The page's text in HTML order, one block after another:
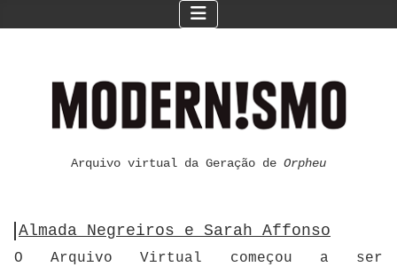
Arquivo virtual da Geração de Orpheu
Almada Negreiros e Sarah Affonso
O Arquivo Virtual começou a ser